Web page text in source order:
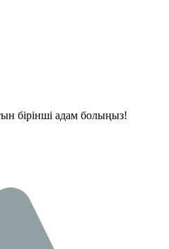
бірінші адам болыңыз!